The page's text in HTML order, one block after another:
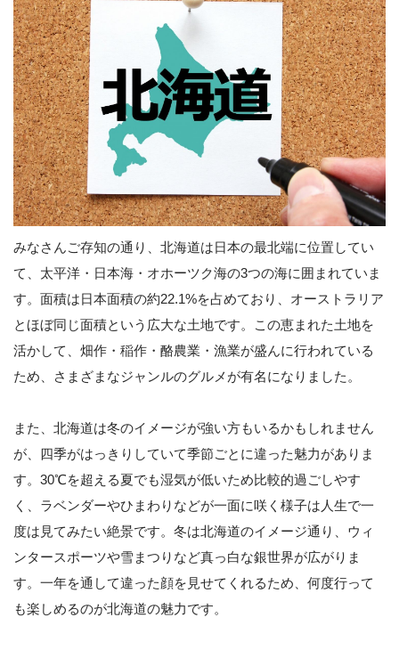
みなさんご存知の通り、北海道は日本の最北端に位置してい
て、太平洋・日本海・オホーツク海の3つの海に囲まれていま
す。面積は日本面積の約22.1%を占めており、オーストラリア
とほぼ同じ面積という広大な土地です。この恵まれた土地を
活かして、畑作・稲作・酪農業・漁業が盛んに行われている
ため、さまざまなジャンルのグルメが有名になりました。
また、北海道は冬のイメージが強い方もいるかもしれません
が、四季がはっきりしていて季節ごとに違った魅力がありま
す。30℃を超える夏でも湿気が低いため比較的過ごしやす
く、ラベンダーやひまわりなどが一面に咲く様子は人生で一
度は見てみたい絶景です。冬は北海道のイメージ通り、ウィ
ンタースポーツや雪まつりなど真っ白な銀世界が広がりま
す。一年を通して違った顔を見せてくれるため、何度行って
も楽しめるのが北海道の魅力です。